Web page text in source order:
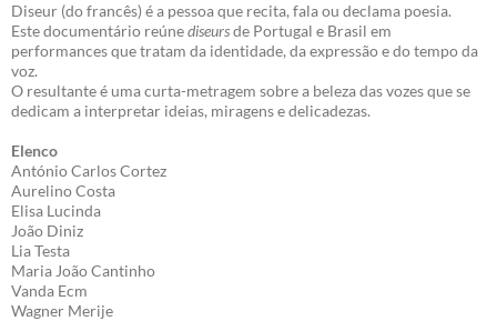
Diseur (do francês) é a pessoa que recita, fala ou declama poesia.
Este documentário reúnediseursde Portugal e Brasil em
performances que tratam da identidade, da expressão e do tempo da
voz.
O resultante é uma curta-metragem sobre a beleza das vozes que se
dedicam a interpretar ideias, miragens e delicadezas.
Elenco
António Carlos Cortez
Aurelino Costa
Elisa Lucinda
João Diniz
Lia Testa
Maria João Cantinho
Vanda Ecm
Wagner Merije